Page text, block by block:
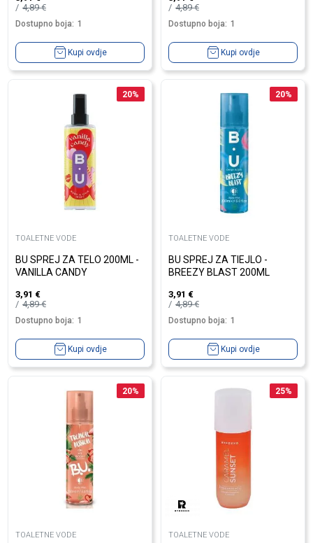
4,89€
Dostupno boja: 1
Kupi ovdje
4,89€
Dostupno boja: 1
Kupi ovdje
20%
TOALETNE VODE
BU SPREJ ZA TELO 200ML -
VANILLA CANDY
3,91 €
4,89€
Dostupno boja: 1
Kupi ovdje
20%
TOALETNE VODE
BU SPREJ ZA TIEJLO -
BREEZY BLAST 200ML
3,91 €
4,89€
Dostupno boja: 1
Kupi ovdje
20%
TOALETNE VODE
25%
TOALETNE VODE